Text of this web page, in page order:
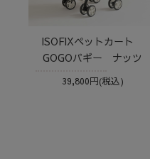
ISOFIXペットカート
GOGOバギー ナッツ
39,800円(税込)